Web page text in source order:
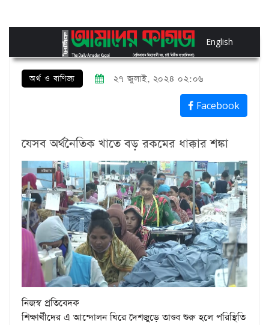
English
অর্থ ও বাণিজ্য ২৭ জুলাই, ২০২৪ ০২:০৬
Facebook
যেসব অর্থনৈতিক খাতে বড় রকমের ধাক্কার শঙ্কা
নিজস্ব প্রতিবেদক
শিক্ষার্থীদের এ আন্দোলন ঘিরে দেশজুড়ে তাণ্ডব শুরু হলে পরিস্থিতি